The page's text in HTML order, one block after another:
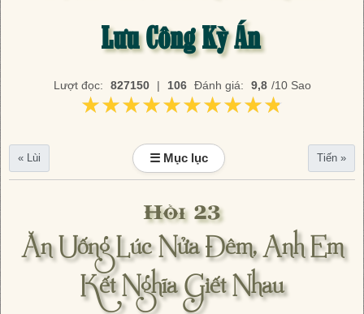
Lưu Công Kỳ Án
Lượt đọc: 827150 | 106 Đánh giá: 9,8 /10 Sao
★★★★★★★★★★
★★★★★★★★★★
« Lùi ☰ Mục lục Tiến »
Hồi 23
Ăn Uống Lúc Nửa Đêm, Anh Em
Kết Nghĩa Giết Nhau